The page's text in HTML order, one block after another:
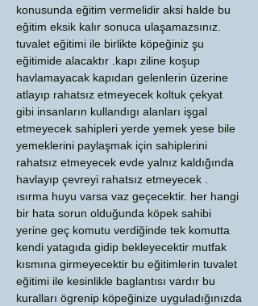
konusunda eğitim vermelidir aksi halde bu
eğitim eksik kalır sonuca ulaşamazsınız.
tuvalet eğitimi ile birlikte köpeğiniz şu
eğitimide alacaktır .kapı ziline koşup
havlamayacak kapıdan gelenlerin üzerine
atlayıp rahatsız etmeyecek koltuk çekyat
gibi insanların kullandıgı alanları işgal
etmeyecek sahipleri yerde yemek yese bile
yemeklerini paylaşmak için sahiplerini
rahatsız etmeyecek evde yalnız kaldığında
havlayıp çevreyi rahatsız etmeyecek .
ısırma huyu varsa vaz geçecektir. her hangi
bir hata sorun olduğunda köpek sahibi
yerine geç komutu verdiğinde tek komutta
kendi yatagıda gidip bekleyecektir mutfak
kısmına girmeyecektir bu eğitimlerin tuvalet
eğitimi ile kesinlikle baglantısı vardır bu
kuralları ögrenip köpeğinize uyguladığınızda